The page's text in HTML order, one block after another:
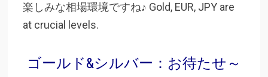
楽しみな相場環境ですね♪ Gold, EUR, JPY are
at crucial levels.
ゴールド&シルバー：お待たせ～